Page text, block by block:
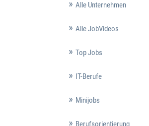
Alle Unternehmen
Alle JobVideos
Top Jobs
IT-Berufe
Minijobs